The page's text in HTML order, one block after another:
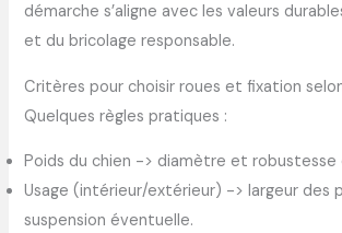
démarche s’aligne avec les valeurs
et du bricolage responsable.
Critères pour choisir roues et fixation
Quelques règles pratiques :
Poids du chien -> diamètre et robustesse
Usage (intérieur/extérieur) -> largeur des
suspension éventuelle.